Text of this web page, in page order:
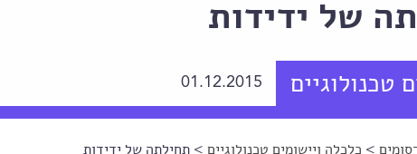
של ידידות
טכנולוגיים 01.12.2015
> כלכלה ויישומים טכנולוגיים > תחילתה של ידידות